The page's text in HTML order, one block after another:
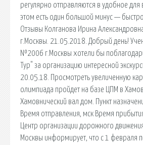
регулярно отправляются в удобное для
этом есть один большой минус — быстро
Отзывы Колганова Ирина
г.Москвы. 21.05.2018. Добрый день!
№2006 г.Москвы хотели бы
Тур" за организацию интересной
20.05.18. Просмотреть увеличенную
олимпиада пройдет на базе ЦПМ в
Хамовнический вал дом. Пункт
Время отправления, мск Время
Центр организации дорожного
Москвы информирует, что с 1 февраля